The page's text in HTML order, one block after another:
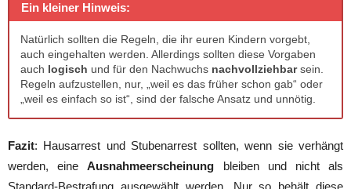
Ein kleiner Hinweis:
Natürlich sollten die Regeln, die ihr euren Kindern vorgebt,
auch eingehalten werden. Allerdings sollten diese Vorgaben
auch logisch und für den Nachwuchs nachvollziehbarsein.
Regeln aufzustellen, nur, „weil es das früher schon gab“ oder
„weil es einfach so ist“, sind der falsche Ansatz und unnötig.
Fazit: Hausarrest und Stubenarrest sollten, wenn sie verhängt
werden, eineAusnahmeerscheinung bleiben und nicht als
Standard-Bestrafung ausgewählt werden. Nur so behält diese